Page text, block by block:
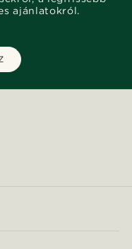
ajánlatokról.